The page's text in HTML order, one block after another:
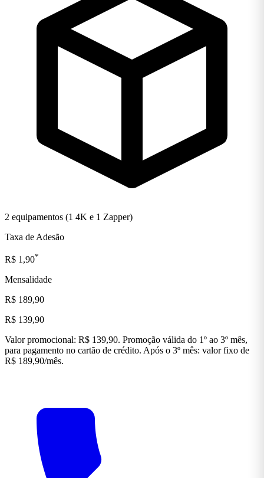
2 equipamentos (1 4K e 1 Zapper)
Taxa de Adesão
R$ 1,90*
Mensalidade
R$ 189,90
R$ 139,90
Valor promocional: R$ 139,90. Promoção válida do 1º ao 3º mês,
para pagamento no cartão de crédito. Após o 3º mês: valor fixo de
R$ 189,90/mês.